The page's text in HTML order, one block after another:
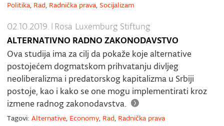
Politika, Rad, Radnička prava, Socijalizam
02.10.2019. | Rosa Luxemburg Stiftung
ALTERNATIVNO RADNO ZAKONODAVSTVO
Ova studija ima za cilj da pokaže koje alternative
postojećem dogmatskom prihvatanju divljeg
neoliberalizma i predatorskog kapitalizma u Srbiji
postoje, kao i kako se one mogu implementirati kroz
izmene radnog zakonodavstva.
Tagovi: Alternative, Economy, Rad, Radnička prava